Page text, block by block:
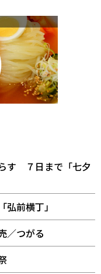
す ７日まで「七夕
前横丁」
／つがる